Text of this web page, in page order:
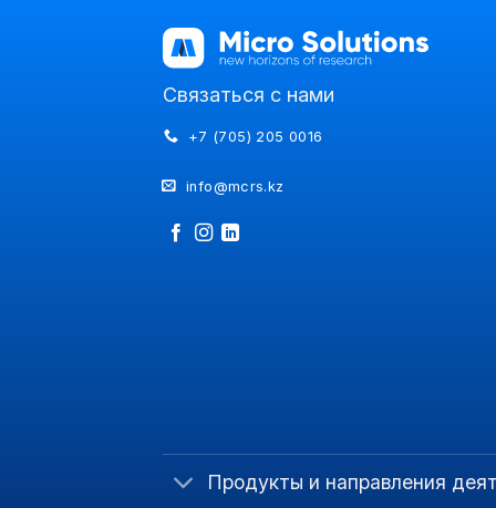
Связаться с нами
+7 (705) 205 0016
info@mcrs.kz
Продукты и направления